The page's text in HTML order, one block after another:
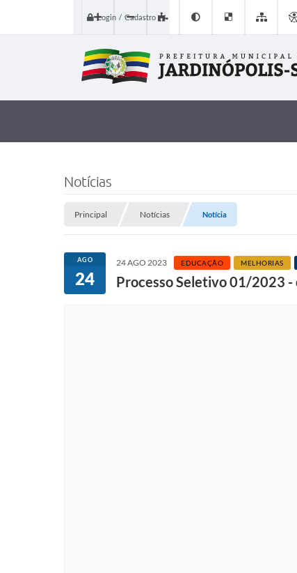
Login / Cadastro
Notícias
Principal Notícias Notícia
AGO
24
24 AGO 2023 EDUCAÇÃO MELHORIAS
Processo Seletivo 01/2023 -